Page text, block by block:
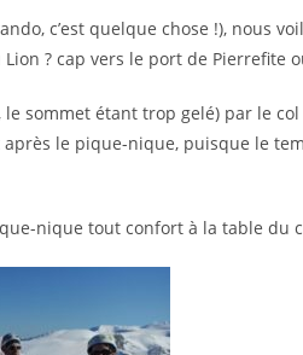
c’est quelque chose !), nous
? cap vers le port de Pierrefite
sommet étant trop gelé) par le
le pique-nique, puisque le
nique tout confort à la table du